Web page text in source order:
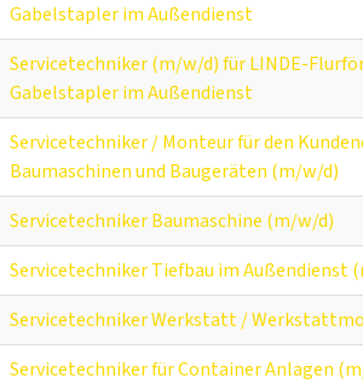
Gabelstapler im Außendienst
Servicetechniker (m/w/d) für LINDE-
Gabelstapler im Außendienst
Servicetechniker / Monteur für den
Baumaschinen und Baugeräten (m/w/d)
Servicetechniker Baumaschine (m/w/d)
Servicetechniker Tiefbau im Außendienst
Servicetechniker Werkstatt /
Servicetechniker für Container Anlagen